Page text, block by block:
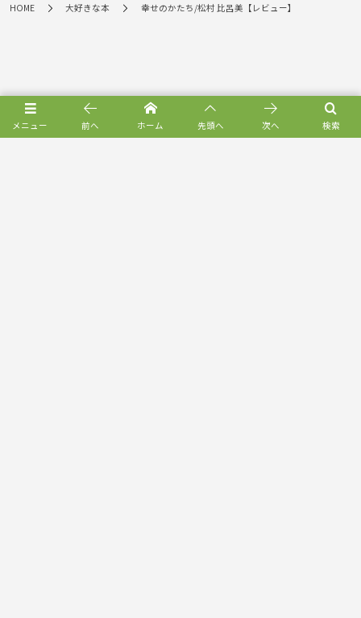
HOME 大好きな本 幸せのかたち/松村 比呂美【レビュー】
メニュー 検索
前へ ホーム 先頭へ 次へ